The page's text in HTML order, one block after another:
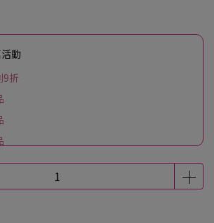
動
9折